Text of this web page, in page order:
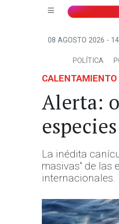
08 AGOSTO 2026 -
POLÍTICA
CALENTAMIENTO
Alerta:
especies
La inédita
masivas" de las
internacionales.